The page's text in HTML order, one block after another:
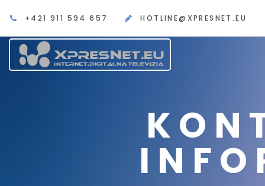
+421 911 594 657 HOTLINE@XPRESNET.EU